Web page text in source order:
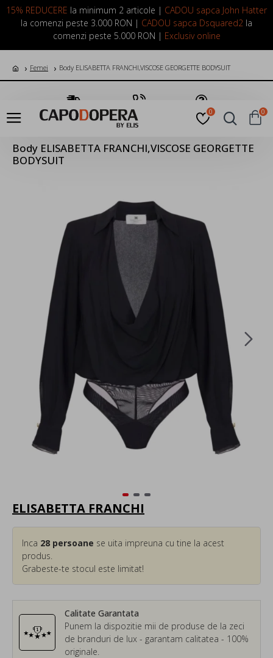
15% REDUCERE la minimum 2 articole | CADOU sapca John Hatter
la comenzi peste 3.000 RON | CADOU sapca Dsquared2 la
comenzi peste 5.000 RON | Exclusiv online
LOGIN INREGISTRARE
0 0
Femei Body ELISABETTA FRANCHI,VISCOSE GEORGETTE BODYSUIT
Transport Gratuit Suna Acum Pune o Intrebare
Body ELISABETTA FRANCHI,VISCOSE GEORGETTE
BODYSUIT
ELISABETTA FRANCHI
Calitate Garantata
Punem la dispozitie mii de produse de la zeci
de branduri de lux - garantam calitatea - 100%
originale.
Inca 28 persoane se uita impreuna cu tine la acest
produs.
Grabeste-te stocul este limitat!